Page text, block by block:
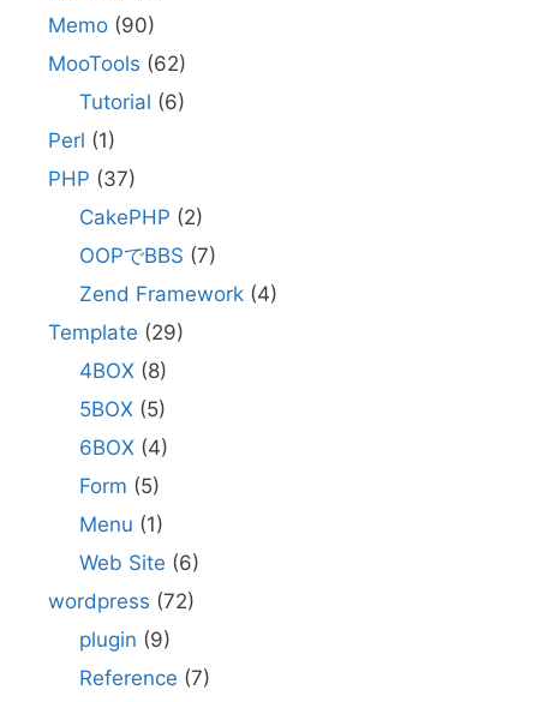
Memo (90)
MooTools (62)
Tutorial (6)
Perl (1)
PHP (37)
CakePHP (2)
OOPでBBS (7)
Zend Framework(4)
Template (29)
4BOX(8)
5BOX(5)
6BOX(4)
Form (5)
Menu (1)
Web Site (6)
wordpress (72)
plugin (9)
Reference (7)